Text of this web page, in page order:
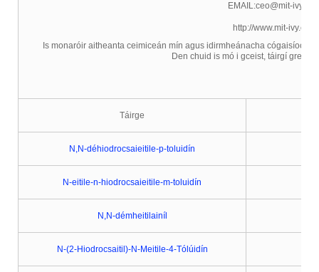
EMAIL:ceo@mit-
http://www.mit-ivy.com
Is monaróir aitheanta ceimiceán mín agus idirmheánacha
Den chuid is mó i gceist, táirgí
Táirge
N,N-déhiodrocsaieitile-p-toluidín
N-eitile-n-hiodrocsaieitile-m-toluidín
N,N-démheitilainíl
N-(2-Hiodrocsaitil)-N-Meitile-4-Tólúidín